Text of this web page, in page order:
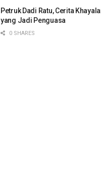
Petruk Dadi Ratu, Cerita
yang Jadi Penguasa
0 SHARES